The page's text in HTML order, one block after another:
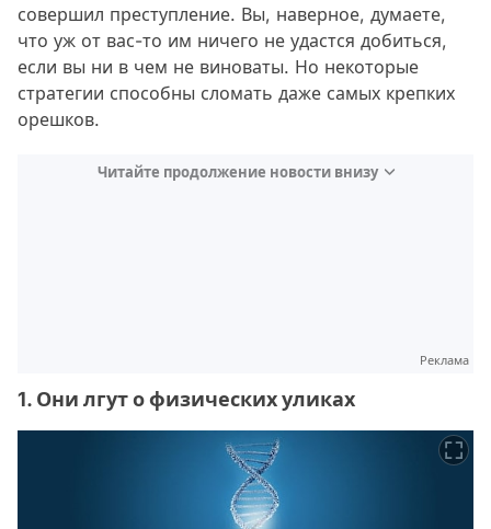
совершил преступление. Вы, наверное, думаете,
что уж от вас-то им ничего не удастся добиться,
если вы ни в чем не виноваты. Но некоторые
стратегии способны сломать даже самых крепких
орешков.
Читайте продолжение новости внизу
Реклама
1. Они лгут о физических уликах